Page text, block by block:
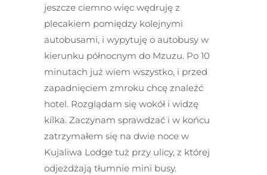
jeszcze ciemno więc wędruję z
plecakiem pomiędzy kolejnymi
autobusami, i wypytuję o autobusy w
kierunku północnym do Mzuzu. Po 10
minutach już wiem wszystko, i przed
zapadnięciem zmroku chcę znaleźć
hotel. Rozglądam się wokół i widzę
kilka. Zaczynam sprawdzać i w końcu
zatrzymałem się na dwie noce w
Kujaliwa Lodge tuż przy ulicy, z której
odjeżdżają tłumnie mini busy.